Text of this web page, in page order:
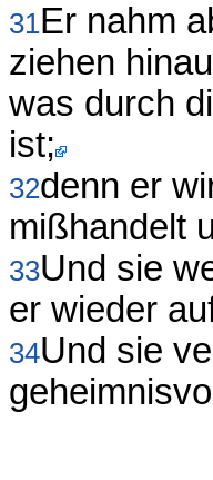
31Er nahm
ziehen
was durch
ist;
32denn er
mißhandelt
33Und sie
er wieder
34Und sie